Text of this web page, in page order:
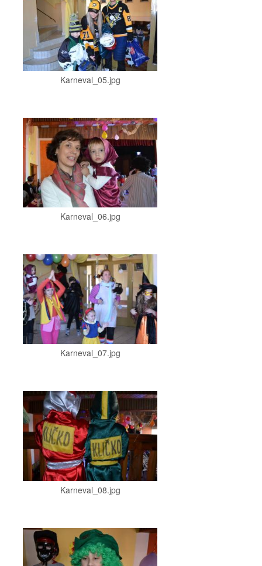
Karneval_05.jpg
Karneval_06.jpg
Karneval_07.jpg
Karneval_08.jpg